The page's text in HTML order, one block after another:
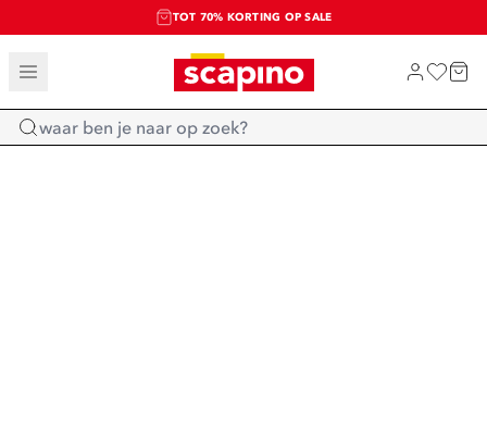
TOT 70% KORTING OP SALE
SALE: LAATSTE KANS!
SHOP NIEUW
Home